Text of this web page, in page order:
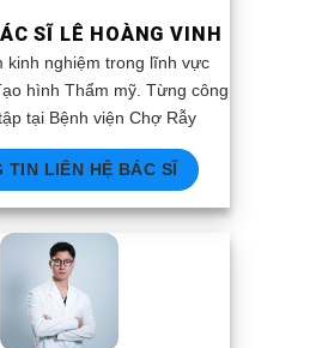
SĨ LÊ HOÀNG VINH
kinh nghiệm trong lĩnh vực
hình Thẩm mỹ. Từng công
tại Bệnh viện Chợ Rẫy
TIN LIÊN HỆ BÁC SĨ